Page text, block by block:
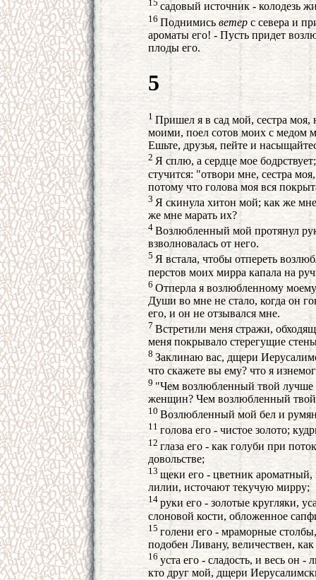
15 садовый источник - колодезь
16 Поднимись ветер с севера и
ароматы его! - Пусть придет
плоды его.
5
1 Пришел я в сад мой, сестра моя,
моими, поел сотов моих с медом
Ешьте, друзья, пейте и
2 Я сплю, а сердце мое
стучится: "отвори мне, сестра
потому что голова моя вся
3 Я скинула хитон мой; как же
же мне марать их?
4 Возлюбленный мой протянул
взволновалась от него.
5 Я встала, чтобы отпереть
перстов моих мирра капала на
6 Отперла я возлюбленному
Души во мне не стало, когда он
его, и он не отзывался мне.
7 Встретили меня стражи,
меня покрывало стерегущие
8 Заклинаю вас, дщери
что скажете вы ему? что я
9 "Чем возлюбленный твой лучше
женщин? Чем возлюбленный твой
10 Возлюбленный мой бел и
11 голова его - чистое золото;
12 глаза его - как голуби при
довольстве;
13 щеки его - цветник ароматный,
лилии, источают текучую мирру;
14 руки его - золотые кругляки,
слоновой кости, обложенное
15 голени его - мраморные
подобен Ливану, величествен,
16 уста его - сладость, и весь он
кто друг мой, дщери